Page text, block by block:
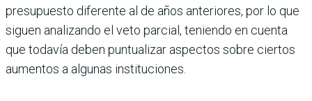
presupuesto diferente al de años anteriores, por lo que
siguen analizando el veto parcial, teniendo en cuenta
que todavía deben puntualizar aspectos sobre ciertos
aumentos a algunas instituciones.